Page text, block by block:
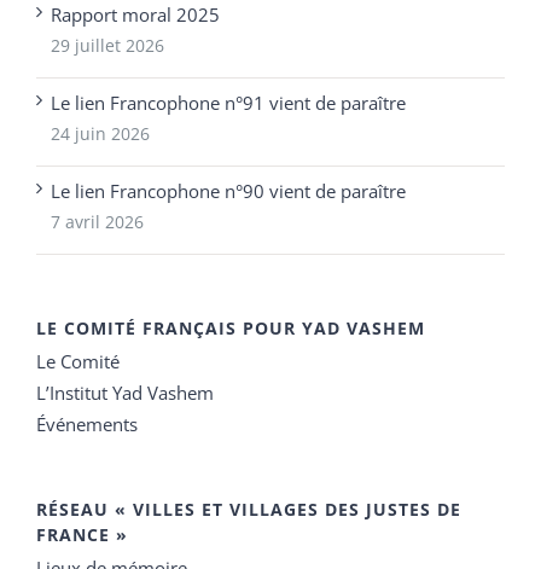
Rapport moral 2025
29 juillet 2026
Le lien Francophone n°91 vient de paraître
24 juin 2026
Le lien Francophone n°90 vient de paraître
7 avril 2026
LE COMITÉ FRANÇAIS POUR YAD VASHEM
Le Comité
L’Institut Yad Vashem
Événements
RÉSEAU « VILLES ET VILLAGES DES JUSTES DE
FRANCE »